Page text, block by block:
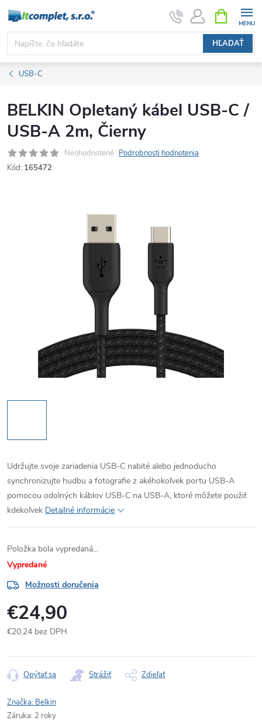
Prejsť
obsah
HĽADAŤ
KOŠÍK
USB-C
BELKIN Opletaný kábel USB-C /
USB-A 2m, Čierny
Neohodnotené Podrobnosti hodnotenia
Kód: 165472
Udržujte svoje zariadenia USB-C nabité alebo jednoducho
synchronizujte hudbu a fotografie z akéhokoľvek portu USB-A
pomocou odolných káblov USB-C na USB-A, ktoré môžete použiť
kdekoľvek Detailné informácie
Položka bola vypredaná…
Vypredané
Možnosti doručenia
€24,90
€20,24 bez DPH
cena:
Opýtať sa Strážiť Zdieľať
Značka: Belkin
Záruka: 2 roky